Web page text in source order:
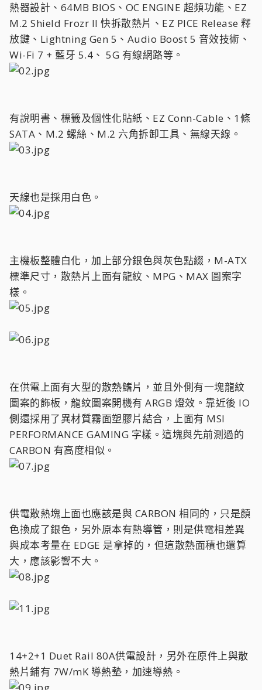
熱器設計、64MB BIOS、OC ENGINE 超頻功能、EZ
M.2 Shield Frozr II 快拆散熱片、EZ PICE Release 釋
放鍵、Lightning Gen 5、Audio Boost 5 音效技術、
Wi-Fi 7 + 藍牙 5.4、 5G 有線網路等。
有說明書、標籤及個性化貼紙、EZ Conn-Cable、1條
SATA、M.2 螺絲、M.2 六角拆卸工具、無線天線。
天線也是採用白色。
主機板整體白化，加上部分銀色與灰色點綴，M-ATX
標準尺寸，散熱片上面有龍紋、MPG、MAX 圖案字
樣。
在供電上面有大型的散熱鰭片，並且外側有一塊龍紋
圖案的飾板，龍紋圖案開機有 ARGB 燈效。靠近後 IO
側還採用了異材質霧面塑膠片結合，上面有 MSI
PERFORMANCE GAMING 字樣。這塊與先前測過的
CARBON 有高度相似。
供電散熱塊上面也應該是與 CARBON 相同的，只是顏
色換成了銀色，另外原本有熱導管，則是供電相差異
與成本考量在 EDGE 是拿掉的，但這散熱面積也還算
大，應該影響不大。
14+2+1 Duet Rail 80A供電設計，另外在原件上與散
熱片鋪有 7W/mK 導熱墊，加速導熱。